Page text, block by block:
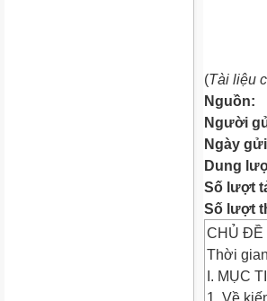
(Tài liệu
Nguồn:
Người
Ngày
Dung
Số lượt
Số lượt
CHỦ ĐỀ
Thời
I. MỤC
1. Về